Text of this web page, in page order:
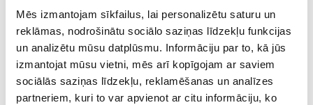
Mēs izmantojam sīkfailus, lai personalizētu saturu un
reklāmas, nodrošinātu sociālo saziņas līdzekļu funkcijas
un analizētu mūsu datplūsmu. Informāciju par to, kā jūs
izmantojat mūsu vietni, mēs arī kopīgojam ar saviem
sociālās saziņas līdzekļu, reklamēšanas un analīzes
partneriem, kuri to var apvienot ar citu informāciju, ko
€ 7.00
PIEVIENOT GROZAM